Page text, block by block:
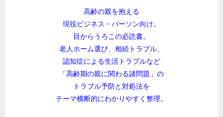
高齢の親を抱える
現役ビジネス・パーソン向け。
目からうろこの必読書。
老人ホーム選び、相続トラブル、
認知症による生活トラブルなど
「高齢期の親に関わる諸問題」の
トラブル予防と対処法を
テーマ横断的にわかりやすく整理。